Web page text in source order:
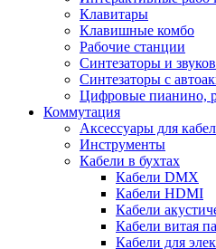
Клавитары
Клавишные комбо
Рабочие станции
Синтезаторы и
Синтезаторы с
Цифровые пианино,
Коммутация
Аксессуары для
Инструменты
Кабели в бухтах
Кабели DMX
Кабели HDMI
Кабели
Кабели витая
Кабели для